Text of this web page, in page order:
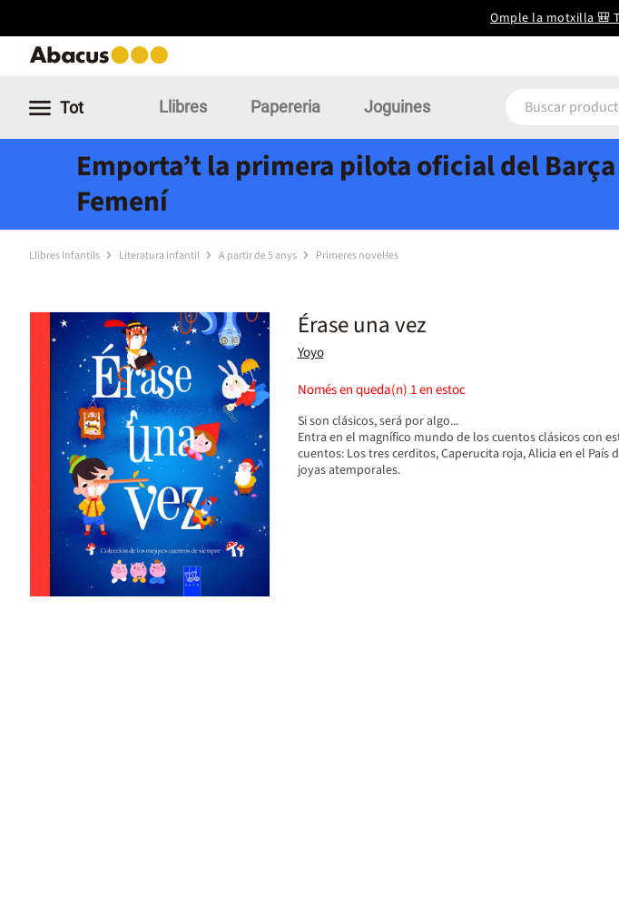
Omple la motxilla 🎒
Tot Llibres Papereria Joguines
Emporta’t la primera pilota oficial del Barça
Femení
Llibres Infantils Literatura infantil A partir de 5 anys Primeres novel·les
Érase una vez
Yoyo
Només en queda(n) 1en estoc
Si son clásicos, será por algo...
Entra en el magnífico mundo de los cuentos clásicos con
cuentos: Los tres cerditos, Caperucita roja, Alicia en el País
joyas atemporales.